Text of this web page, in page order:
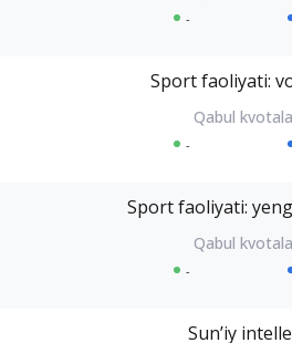
-
Sport faoliyati:
-
Sport faoliyati:
-
Sunʼiy